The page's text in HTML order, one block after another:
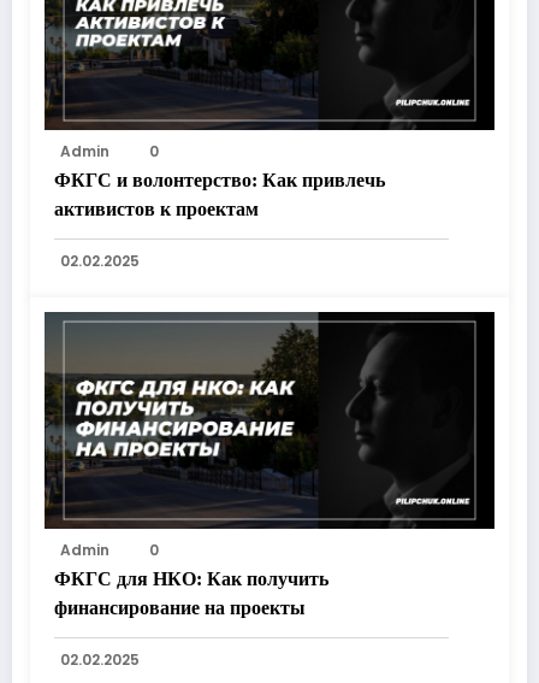
Admin
0
ФКГС и волонтерство: Как привлечь
активистов к проектам
02.02.2025
Admin
0
ФКГС для НКО: Как получить
финансирование на проекты
02.02.2025